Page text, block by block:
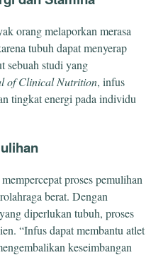
orang melaporkan merasa
tubuh dapat menyerap
sebuah studi yang
of Clinical Nutrition, infus
tingkat energi pada individu
proses pemulihan
berat. Dengan
diperlukan tubuh, proses
“Infus dapat membantu atlet
keseimbangan